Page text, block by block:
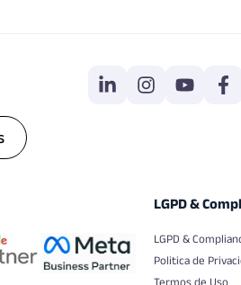
LGPD &
LGPD &
Politica de
Termos de Uso